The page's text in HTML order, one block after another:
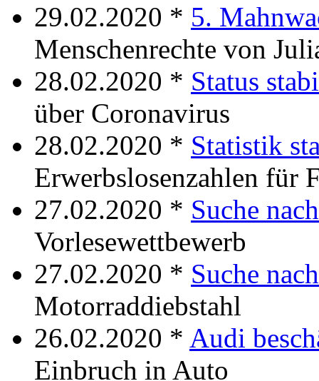
29.02.2020 * 5.
Menschenrechte von
28.02.2020 * Status
über Coronavirus
28.02.2020 * Statistik
Erwerbslosenzahlen für
27.02.2020 * Suche
Vorlesewettbewerb
27.02.2020 * Suche
Motorraddiebstahl
26.02.2020 * Audi
Einbruch in Auto